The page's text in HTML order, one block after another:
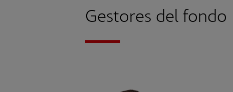
Gestores del fondo